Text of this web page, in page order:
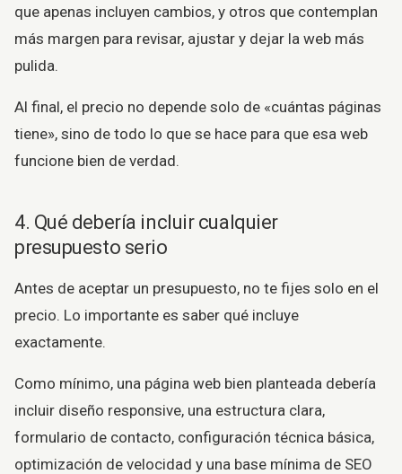
que apenas incluyen cambios, y otros que contemplan
más margen para revisar, ajustar y dejar la web más
pulida.
Al final, el precio no depende solo de «cuántas páginas
tiene», sino de todo lo que se hace para que esa web
funcione bien de verdad.
4. Qué debería incluir cualquier
presupuesto serio
Antes de aceptar un presupuesto, no te fijes solo en el
precio. Lo importante es saber qué incluye
exactamente.
Como mínimo, una página web bien planteada debería
incluir diseño responsive, una estructura clara,
formulario de contacto, configuración técnica básica,
optimización de velocidad y una base mínima de SEO